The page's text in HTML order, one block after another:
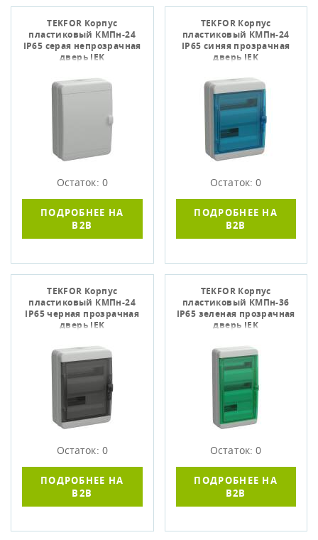
TEKFOR Корпус
пластиковый КМПн-24
IP65 серая непрозрачная
дверь IEK
Остаток: 0
ПОДРОБНЕЕ НА
B2B
TEKFOR Корпус
пластиковый КМПн-24
IP65 синяя прозрачная
дверь IEK
Остаток: 0
ПОДРОБНЕЕ НА
B2B
TEKFOR Корпус
пластиковый КМПн-24
IP65 черная прозрачная
дверь IEK
Остаток: 0
ПОДРОБНЕЕ НА
B2B
TEKFOR Корпус
пластиковый КМПн-36
IP65 зеленая прозрачная
дверь IEK
Остаток: 0
ПОДРОБНЕЕ НА
B2B